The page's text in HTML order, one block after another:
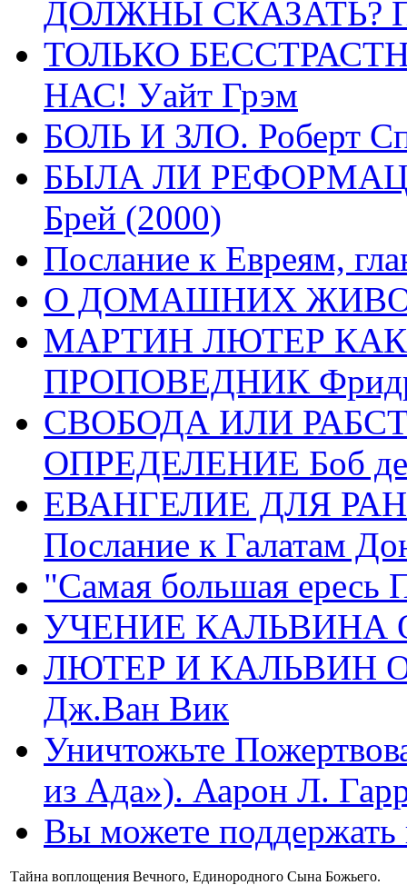
ДОЛЖНЫ СКАЗАТЬ?
ТОЛЬКО
НАС! Уайт Грэм
БОЛЬ И ЗЛО. Роберт
БЫЛА ЛИ
Брей (2000)
Послание к Евреям,
О ДОМАШНИХ
МАРТИН ЛЮТЕР
ПРОПОВЕДНИК
СВОБОДА ИЛИ
ОПРЕДЕЛЕНИЕ Боб де
ЕВАНГЕЛИЕ ДЛЯ
Послание к Галатам
"Самая большая ересь
УЧЕНИЕ КАЛЬВИНА
ЛЮТЕР И КАЛЬВИН
Дж.Ван Вик
Уничтожьте
из Ада»). Аарон Л.
Вы можете
Тайна воплощения Вечного, Единородного Сына Божьего.